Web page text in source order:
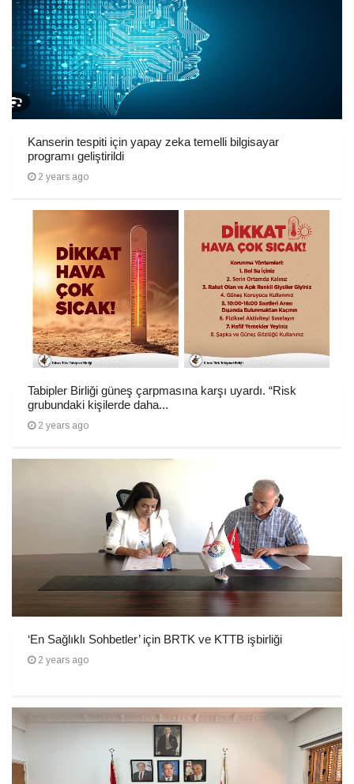
Kanserin tespiti için yapay zeka temelli bilgisayar
programı geliştirildi
2 years ago
Tabipler Birliği güneş çarpmasına karşı uyardı. “Risk
grubundaki kişilerde daha...
2 years ago
‘En Sağlıklı Sohbetler’ için BRTK ve KTTB işbirliği
2 years ago